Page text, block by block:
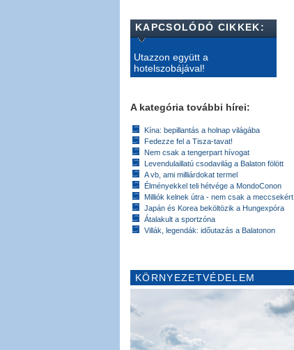
KAPCSOLÓDÓ CIKKEK:
Utazzon együtt a
hotelszobájával!
A kategória további hírei:
Kína: bepillantás a holnap világába
Fedezze fel a Tisza-tavat!
Nem csak a tengerpart hívogat
Levendulaillatú csodavilág a Balaton fölött
A vb, ami milliárdokat termel
Élményekkel teli hétvége a MondoConon
Milliók kelnek útra - nem csak a meccsekért
Japán és Korea beköltözik a Hungexpóra
Átalakult a sportzóna
Villák, legendák: időutazás a Balatonon
KÖRNYEZETVÉDELEM